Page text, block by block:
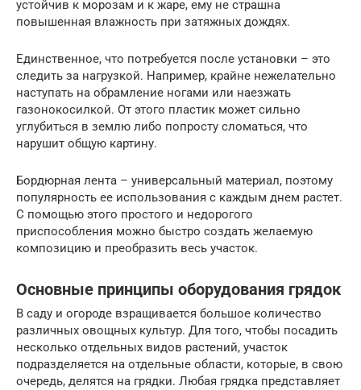
устойчив к морозам и к жаре, ему не страшна
повышенная влажность при затяжных дождях.
Единственное, что потребуется после установки – это
следить за нагрузкой. Например, крайне нежелательно
наступать на обрамление ногами или наезжать
газонокосилкой. От этого пластик может сильно
углубиться в землю либо попросту сломаться, что
нарушит общую картину.
Бордюрная лента – универсальный материал, поэтому
популярность ее использования с каждым днем растет.
С помощью этого простого и недорогого
приспособления можно быстро создать желаемую
композицию и преобразить весь участок.
Основные принципы оборудования грядок
В саду и огороде взращивается большое количество
различных овощных культур. Для того, чтобы посадить
несколько отдельных видов растений, участок
подразделяется на отдельные области, которые, в свою
очередь, делятся на грядки. Любая грядка представляет